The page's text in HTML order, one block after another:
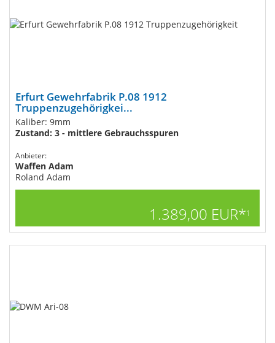
Erfurt Gewehrfabrik P.08 1912
Truppenzugehörigkei...
Kaliber: 9mm
Zustand: 3 - mittlere Gebrauchsspuren
Anbieter:
Waffen Adam
Roland Adam
1.389,00 EUR*1